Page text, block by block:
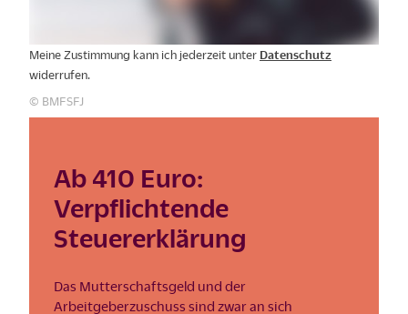
Meine Zustimmung kann ich jederzeit unter Datenschutz
widerrufen.
© BMFSFJ
Ab 410 Euro:
Verpflichtende
Steuererklärung
Das Mutterschaftsgeld und der
Arbeitgeberzuschuss sind zwar an sich